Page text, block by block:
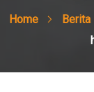
Home Berita